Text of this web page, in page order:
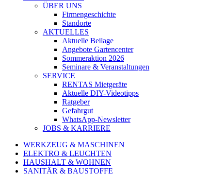
ÜBER UNS
Firmengeschichte
Standorte
AKTUELLES
Aktuelle Beilage
Angebote Gartencenter
Sommeraktion 2026
Seminare & Veranstaltungen
SERVICE
RENTAS Mietgeräte
Aktuelle DIY-Videotipps
Ratgeber
Gefahrgut
WhatsApp-Newsletter
JOBS & KARRIERE
WERKZEUG & MASCHINEN
ELEKTRO & LEUCHTEN
HAUSHALT & WOHNEN
SANITÄR & BAUSTOFFE